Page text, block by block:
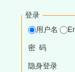
登录
用户名
密 码
隐身登录